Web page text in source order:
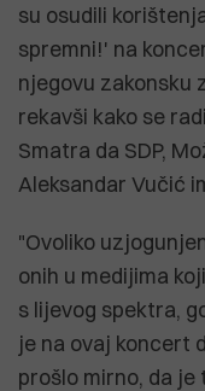
su osudili
spremni!' na
njegovu zakonsku
rekavši kako se
Smatra da SDP,
Aleksandar Vučić
"Ovoliko
onih u medijima
s lijevog spektra,
je na ovaj koncert
prošlo mirno, da